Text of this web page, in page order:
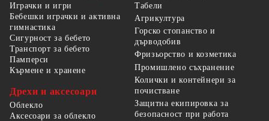
Играчки и игри
Бебешки играчки и активна
гимнастика
Сигурност за бебето
Транспорт за бебето
Памперси
Кърмене и хранене
Дрехи и аксесоари
Облекло
Аксесоари за облекло
Табели
Агрикултура
Горско стопанство и
дърводобив
Фризьорство и козметика
Промишлено съхранение
Колички и контейнери за
почистване
Защитна екипировка за
безопасност при работа